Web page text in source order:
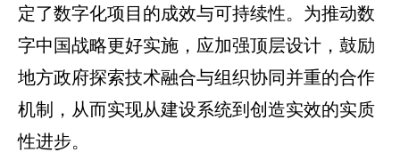
定了数字化项目的成效与可持续性。为推动数
字中国战略更好实施，应加强顶层设计，鼓励
地方政府探索技术融合与组织协同并重的合作
机制，从而实现从建设系统到创造实效的实质
性进步。